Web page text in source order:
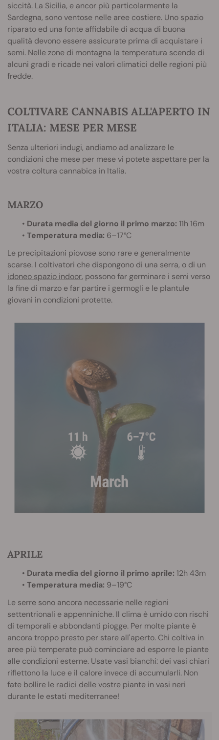
siccità. La Sicilia, e ancor più particolarmente la
Sardegna, sono ventose nelle aree costiere. Uno spazio
riparato ed una fonte affidabile di acqua di buona
qualità devono essere assicurate prima di acquistare i
semi. Nelle zone di montagna la temperatura scende di
alcuni gradi e ricade nei valori climatici delle regioni più
fredde.
COLTIVARE CANNABIS ALL'APERTO IN
ITALIA: MESE PER MESE
Senza ulteriori indugi, andiamo ad analizzare le
condizioni che mese per mese vi potete aspettare per la
vostra coltura cannabica in Italia.
MARZO
• Durata media del giorno il primo marzo: 11h 16m
• Temperatura media: 6–17°C
Le precipitazioni piovose sono rare e generalmente
scarse. I coltivatori che dispongono di una serra, o di un
idoneo spazio indoor, possono far germinare i semi verso
la fine di marzo e far partire i germogli e le plantule
giovani in condizioni protette.
APRILE
• Durata media del giorno il primo aprile: 12h 43m
• Temperatura media: 9–19°C
Le serre sono ancora necessarie nelle regioni
settentrionali e appenniniche. Il clima è umido con rischi
di temporali e abbondanti piogge. Per molte piante è
ancora troppo presto per stare all'aperto. Chi coltiva in
aree più temperate può cominciare ad esporre le piante
alle condizioni esterne. Usate vasi bianchi: dei vasi chiari
riflettono la luce e il calore invece di accumularli. Non
fate bollire le radici delle vostre piante in vasi neri
durante le estati mediterranee!